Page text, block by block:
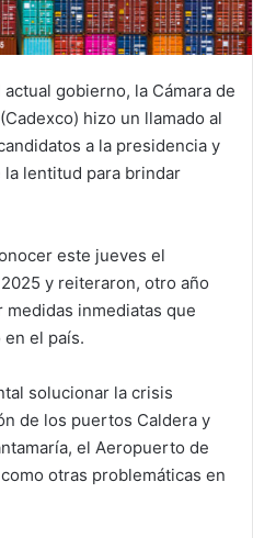
gobierno, la Cámara de
hizo un llamado al
a la presidencia y
la lentitud para brindar
este jueves el
y reiteraron, otro año
medidas inmediatas que
el país.
solucionar la crisis
de los puertos Caldera y
el Aeropuerto de
otras problemáticas en